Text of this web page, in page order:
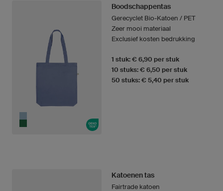
Boodschappentas
Gerecyclet Bio-Katoen / PET
Zeer mooi materiaal
Exclusief kosten bedrukking
1 stuk: € 6,90 per stuk
10 stuks: € 6,50 per stuk
50 stuks: € 5,40 per stuk
Katoenen tas
Fairtrade katoen